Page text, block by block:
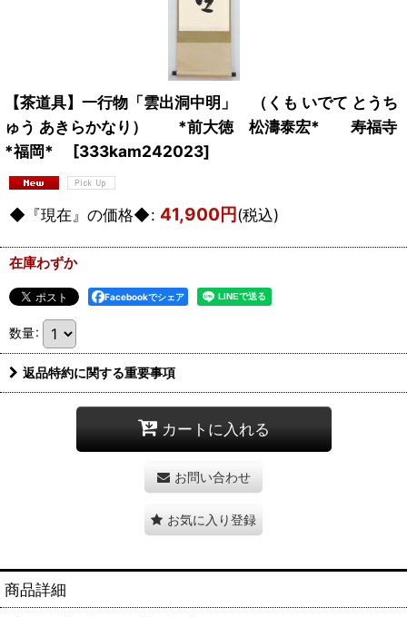
【茶道具】一行物「雲出洞中明」 （くも いでて とうち
ゅう あきらかなり） *前大徳 松濤泰宏* 寿福寺
*福岡*
[333kam242023]
◆『現在』の価格◆: 41,900円(税込)
在庫わずか
Facebookでシェア
数量:
返品特約に関する重要事項
カートに入れる
お問い合わせ
お気に入り登録
商品詳細